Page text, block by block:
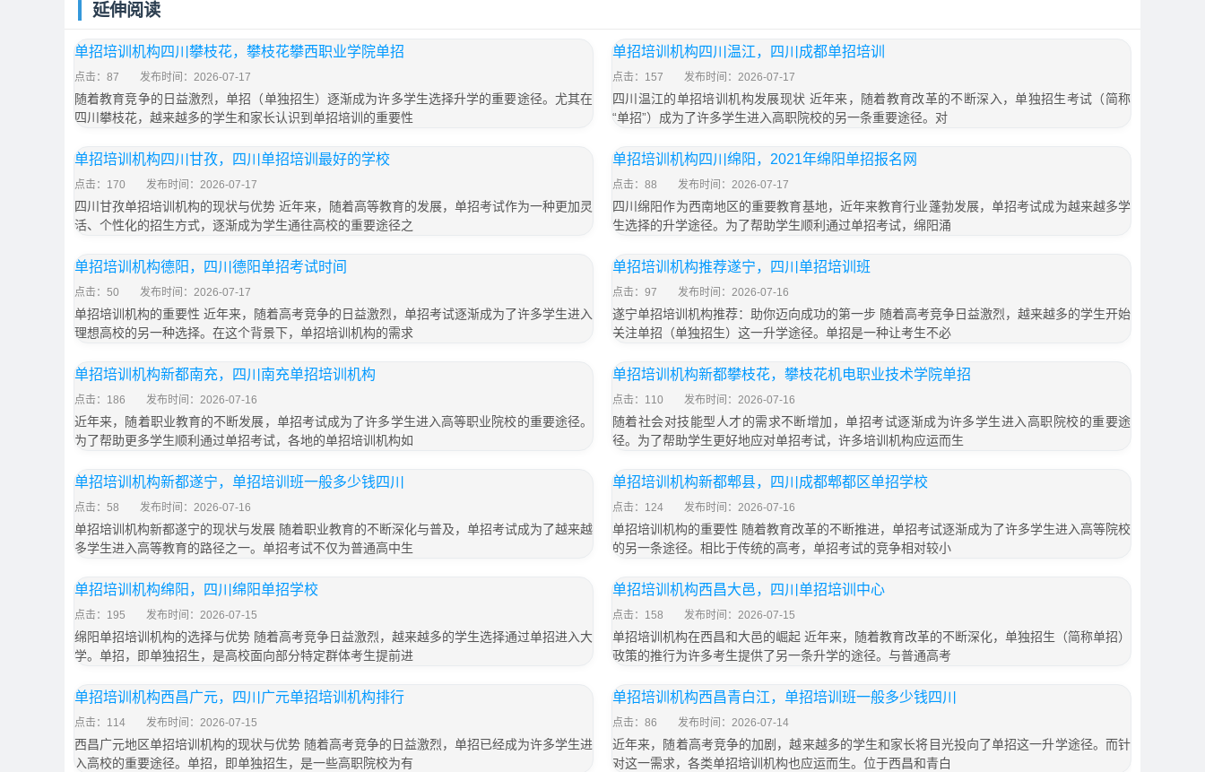
延伸阅读
单招培训机构四川攀枝花，攀枝花攀西职业学院单招
点击：87 发布时间：2026-07-17
随着教育竞争的日益激烈，单招（单独招生）逐渐成为许多学生选择升学的重要途径。尤其在
四川攀枝花，越来越多的学生和家长认识到单招培训的重要性
单招培训机构四川温江，四川成都单招培训
点击：157 发布时间：2026-07-17
四川温江的单招培训机构发展现状 近年来，随着教育改革的不断深入，单独招生考试（简称
“单招”）成为了许多学生进入高职院校的另一条重要途径。对
单招培训机构四川甘孜，四川单招培训最好的学校
点击：170 发布时间：2026-07-17
四川甘孜单招培训机构的现状与优势 近年来，随着高等教育的发展，单招考试作为一种更加灵
活、个性化的招生方式，逐渐成为学生通往高校的重要途径之
单招培训机构四川绵阳，2021年绵阳单招报名网
点击：88 发布时间：2026-07-17
四川绵阳作为西南地区的重要教育基地，近年来教育行业蓬勃发展，单招考试成为越来越多学
生选择的升学途径。为了帮助学生顺利通过单招考试，绵阳涌
单招培训机构德阳，四川德阳单招考试时间
点击：50 发布时间：2026-07-17
单招培训机构的重要性 近年来，随着高考竞争的日益激烈，单招考试逐渐成为了许多学生进入
理想高校的另一种选择。在这个背景下，单招培训机构的需求
单招培训机构推荐遂宁，四川单招培训班
点击：97 发布时间：2026-07-16
遂宁单招培训机构推荐：助你迈向成功的第一步 随着高考竞争日益激烈，越来越多的学生开始
关注单招（单独招生）这一升学途径。单招是一种让考生不必
单招培训机构新都南充，四川南充单招培训机构
点击：186 发布时间：2026-07-16
近年来，随着职业教育的不断发展，单招考试成为了许多学生进入高等职业院校的重要途径。
为了帮助更多学生顺利通过单招考试，各地的单招培训机构如
单招培训机构新都攀枝花，攀枝花机电职业技术学院单招
点击：110 发布时间：2026-07-16
随着社会对技能型人才的需求不断增加，单招考试逐渐成为许多学生进入高职院校的重要途
径。为了帮助学生更好地应对单招考试，许多培训机构应运而生
单招培训机构新都遂宁，单招培训班一般多少钱四川
点击：58 发布时间：2026-07-16
单招培训机构新都遂宁的现状与发展 随着职业教育的不断深化与普及，单招考试成为了越来越
多学生进入高等教育的路径之一。单招考试不仅为普通高中生
单招培训机构新都郫县，四川成都郫都区单招学校
点击：124 发布时间：2026-07-16
单招培训机构的重要性 随着教育改革的不断推进，单招考试逐渐成为了许多学生进入高等院校
的另一条途径。相比于传统的高考，单招考试的竞争相对较小
单招培训机构绵阳，四川绵阳单招学校
点击：195 发布时间：2026-07-15
绵阳单招培训机构的选择与优势 随着高考竞争日益激烈，越来越多的学生选择通过单招进入大
学。单招，即单独招生，是高校面向部分特定群体考生提前进
单招培训机构西昌大邑，四川单招培训中心
点击：158 发布时间：2026-07-15
单招培训机构在西昌和大邑的崛起 近年来，随着教育改革的不断深化，单独招生（简称单招）
政策的推行为许多考生提供了另一条升学的途径。与普通高考
单招培训机构西昌广元，四川广元单招培训机构排行
点击：114 发布时间：2026-07-15
西昌广元地区单招培训机构的现状与优势 随着高考竞争的日益激烈，单招已经成为许多学生进
入高校的重要途径。单招，即单独招生，是一些高职院校为有
单招培训机构西昌青白江，单招培训班一般多少钱四川
点击：86 发布时间：2026-07-14
近年来，随着高考竞争的加剧，越来越多的学生和家长将目光投向了单招这一升学途径。而针
对这一需求，各类单招培训机构也应运而生。位于西昌和青白